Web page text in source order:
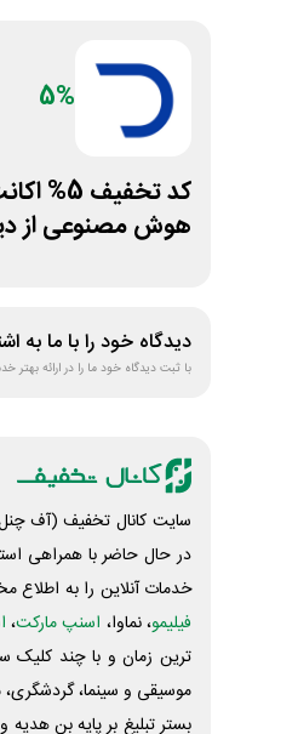
5%
کد تخفیف
هوش مصنوعی از
دیدگاه خود را با ما به
با ثبت دیدگاه خود ما را در ارائه بهتر
سایت کانال تخفیف (آف
در حال حاضر با همراهی
خدمات آنلاین را به اطلاع
فیلیمو، نماوا، اسنپ مارکت،
ترین زمان و با چند کلیک
موسیقی و سینما،
بستر تبلیغ بر پایه بن